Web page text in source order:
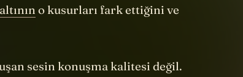
o kusurları fark ettiğini ve
sesin konuşma kalitesi değil.